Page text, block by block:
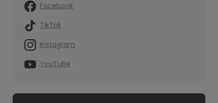
Facebook
TikTok
Instagram
YouTube